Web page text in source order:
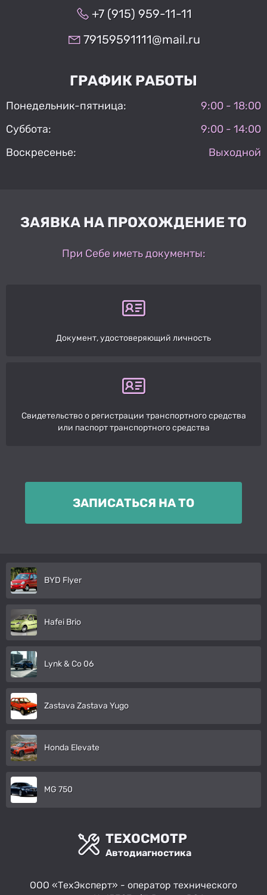
+7 (915) 959-11-11
79159591111@mail.ru
ГРАФИК РАБОТЫ
Понедельник-пятница:
9:00 - 18:00
Суббота:
9:00 - 14:00
Воскресенье:
Выходной
ЗАЯВКА НА ПРОХОЖДЕНИЕ ТО
При Себе иметь документы:
Документ, удостоверяющий личность
Свидетельство о регистрации транспортного средства
или паспорт транспортного средства
ЗАПИСАТЬСЯ НА ТО
BYD Flyer
Hafei Brio
Lynk & Co 06
Zastava Zastava Yugo
Honda Elevate
MG 750
ТЕХОСМОТР
Автодиагностика
ООО «ТехЭксперт» - оператор технического